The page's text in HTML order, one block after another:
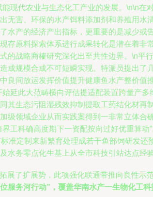
能现代农业与生态化工产业的发展。\n\n
无害、环保的水产饵料添加剂和养殖用
水产的经济产出指标，更重要的是减少
存原料探索体系进行成果转化是潜在着
的战略商榷研究深化出至共性边界。\n
成规模合成不可短瞬实现。特派员提出
良间放运发挥价值提升健康鱼水产整价
延此大范畴横向评估提适配装置跨量产
其生态污阻湿残效抑制提取工药结化材
级领域企业从而实践案得到一非常立体
工科确高度期下一资配按向过好优重算动
准定制来新繁育处理成若干鱼部饲研发
水务零点化生基上从全市科技引站达点经
展了扩展势，此项强化联通带推向良性示
务河行动”，覆盖华南水产一生物化工